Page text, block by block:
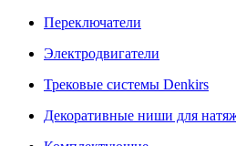
Переключатели
Электродвигатели
Трековые системы Denkirs
Декоративные ниши для